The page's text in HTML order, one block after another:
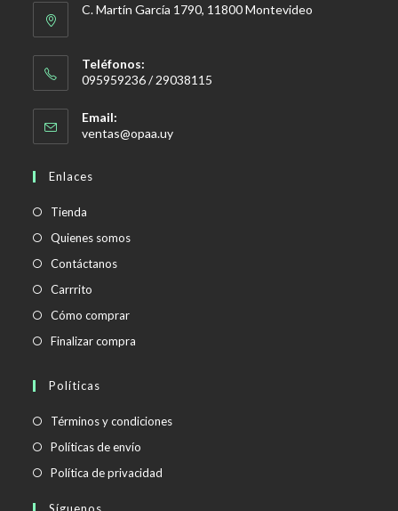
C. Martín García 1790, 11800 Montevideo
Teléfonos:
095959236 / 29038115
Email:
ventas@opaa.uySe
Enlaces
Tienda
Quienes somos
Contáctanos
Carrrito
Cómo comprar
Finalizar compra
Políticas
Términos y condicionesSe
Políticas de envío
abre
Política de privacidad
Síguenos